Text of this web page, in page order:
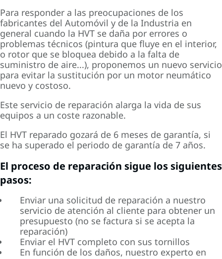
Para responder a las preocupaciones de los
fabricantes del Automóvil y de la Industria en
general cuando la HVT se daña por errores o
problemas técnicos (pintura que fluye en el interior,
o rotor que se bloquea debido a la falta de
suministro de aire...), proponemos un nuevo servicio
para evitar la sustitución por un motor neumático
nuevo y costoso.
Este servicio de reparación alarga la vida de sus
equipos a un coste razonable.
El HVT reparado gozará de 6 meses de garantía, si
se ha superado el periodo de garantía de 7 años.
El proceso de reparación sigue los siguientes
pasos:
Enviar una solicitud de reparación a nuestro
servicio de atención al cliente para obtener un
presupuesto (no se factura si se acepta la
reparación)
Enviar el HVT completo con sus tornillos
En función de los daños, nuestro experto en